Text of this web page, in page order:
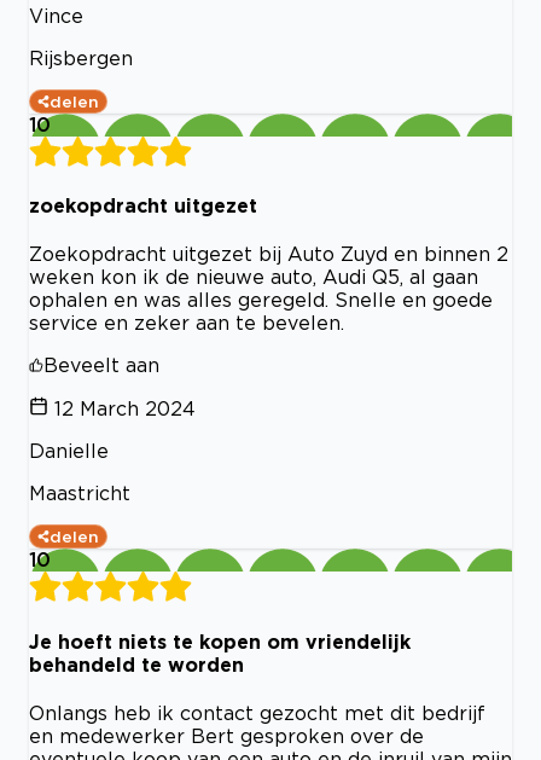
Vince
Rijsbergen
delen
10
zoekopdracht uitgezet
Zoekopdracht uitgezet bij Auto Zuyd en binnen 2
weken kon ik de nieuwe auto, Audi Q5, al gaan
ophalen en was alles geregeld. Snelle en goede
service en zeker aan te bevelen.
Beveelt aan
12 March 2024
Danielle
Maastricht
delen
10
Je hoeft niets te kopen om vriendelijk
behandeld te worden
Onlangs heb ik contact gezocht met dit bedrijf
en medewerker Bert gesproken over de